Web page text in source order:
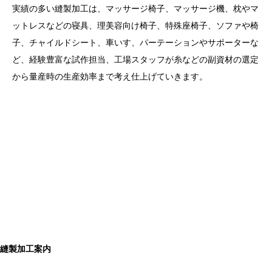
実績の多い縫製加工は、マッサージ椅子、マッサージ機、枕やマ
ットレスなどの寝具、理美容向け椅子、特殊座椅子、ソファや椅
子、チャイルドシート、車いす、パーテーションやサポーターな
ど、経験豊富な試作担当、工場スタッフが糸などの副資材の選定
から量産時の生産効率まで考え仕上げていきます。
縫製加工案内